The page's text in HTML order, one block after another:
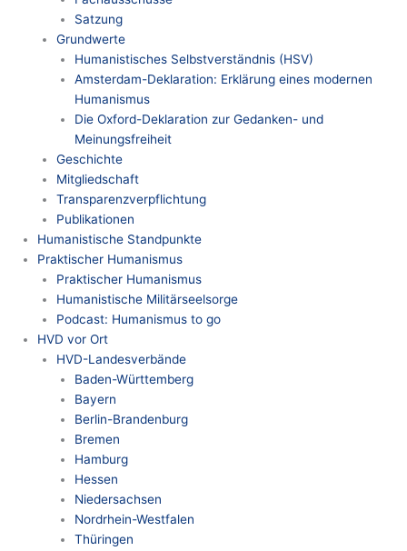
Satzung
Grundwerte
Humanistisches Selbstverständnis (HSV)
Amsterdam-Deklaration: Erklärung eines modernen
Humanismus
Die Oxford-Deklaration zur Gedanken- und
Meinungsfreiheit
Geschichte
Mitgliedschaft
Transparenzverpflichtung
Publikationen
Humanistische Standpunkte
Praktischer Humanismus
Praktischer Humanismus
Humanistische Militärseelsorge
Podcast: Humanismus to go
HVD vor Ort
HVD-Landesverbände
Baden-Württemberg
Bayern
Berlin-Brandenburg
Bremen
Hamburg
Hessen
Niedersachsen
Nordrhein-Westfalen
Thüringen